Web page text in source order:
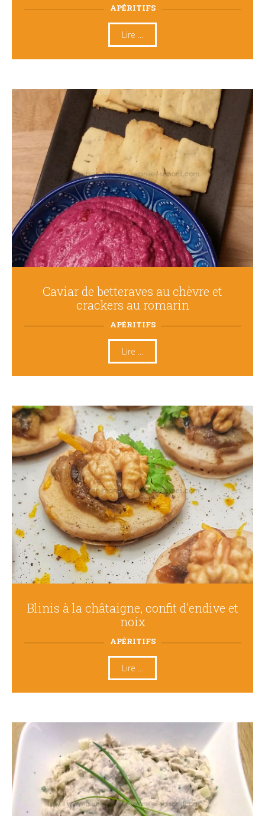
APÉRITIFS
Lire ...
Caviar de betteraves au chèvre et
crackers au romarin
APÉRITIFS
Lire ...
Blinis à la châtaigne, confit d'endive et
noix
APÉRITIFS
Lire ...